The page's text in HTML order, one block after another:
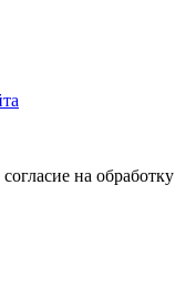
на обработку